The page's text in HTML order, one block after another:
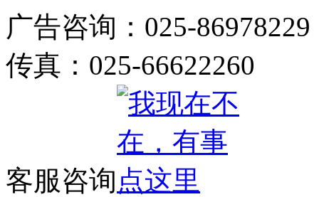
广告咨询：025-86978229
传真：025-66622260
客服咨询